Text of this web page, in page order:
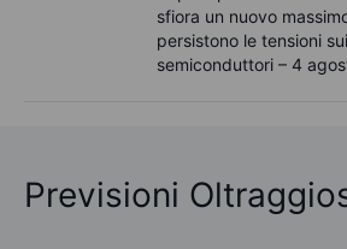
sfiora un nuovo
persistono le tensioni
semiconduttori – 4
Previsioni